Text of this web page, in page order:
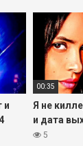
чтобы
и Атлас
миром и
и внутренней
Лопес,
и
00:35
Я не
и дата
5